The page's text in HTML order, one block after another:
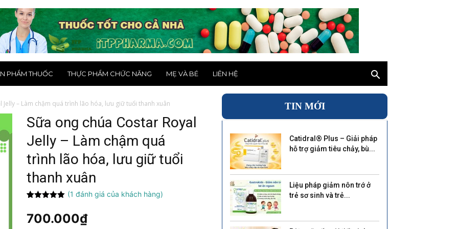
PHẨM THUỐC THỰC PHẨM CHỨC NĂNG MẸ VÀ BÉ LIÊN HỆ
Jelly – Làm chậm quá trình lão hóa, lưu giữ tuổi thanh xuân
Sữa ong chúa Costar Royal
Jelly – Làm chậm quá
trình lão hóa, lưu giữ tuổi
thanh xuân
dựa trên
đánh giá
(1 đánh giá của khách hàng)
700.000₫
TIN MỚI
Catidral® Plus – Giải pháp
hỗ trợ giảm tiêu chảy, bù...
Liệu pháp giảm nôn trớ ở
trẻ sơ sinh và trẻ...